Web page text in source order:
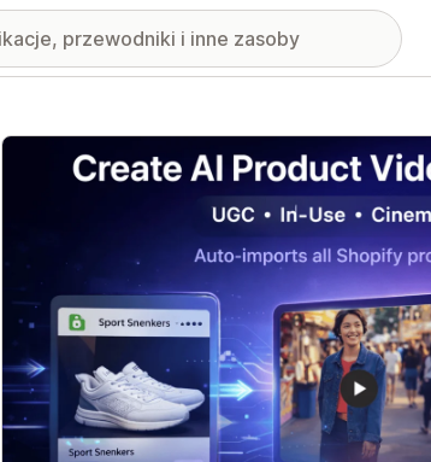
Wyróżnione obrazy w galerii